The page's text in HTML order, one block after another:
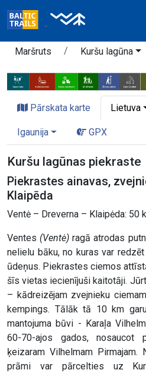
Maršruts Kuršu lagūna
Pārskata karte Lietuva
Igaunija GPX
Kuršu lagūnas piekraste
Piekrastes ainavas,
Klaipēda
Ventė – Dreverna – Klaipėda: 50
Ventes (Ventė) ragā atrodas
nelielu bāku, no kuras var
ūdeņus. Piekrastes ciemos
šīs vietas iecienījuši kaitotāji.
– kādreizējam zvejnieku
kempings. Tālāk tā 10 km
mantojuma būvi - Karaļa
60-70-ajos gados, nosaucot
ķeizaram Vilhelmam Pirmajam.
prāmi var pārcelties uz